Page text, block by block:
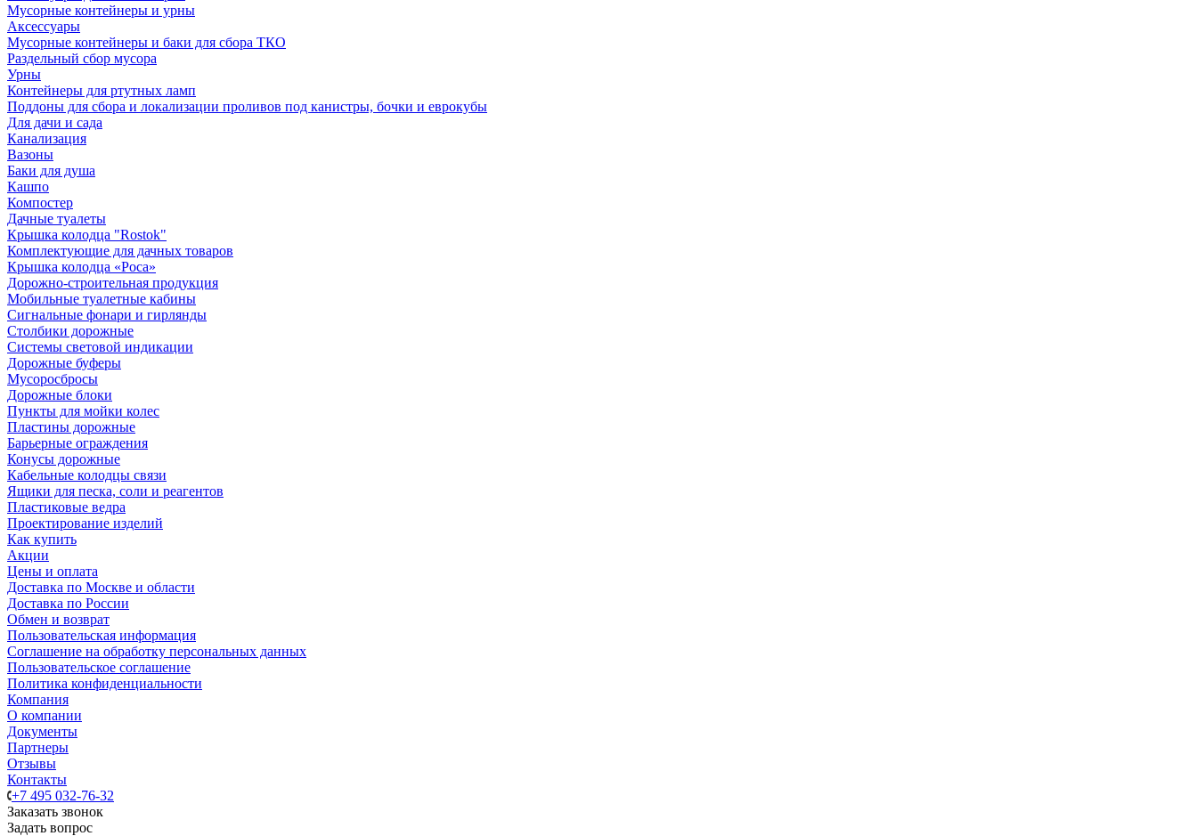
Мусорные контейнеры и урны
Аксессуары
Мусорные контейнеры и баки для сбора ТКО
Раздельный сбор мусора
Урны
Контейнеры для ртутных ламп
Поддоны для сбора и локализации проливов под канистры, бочки и еврокубы
Для дачи и сада
Канализация
Вазоны
Баки для душа
Кашпо
Компостер
Дачные туалеты
Крышка колодца "Rostok"
Комплектующие для дачных товаров
Крышка колодца «Роса»
Дорожно-строительная продукция
Мобильные туалетные кабины
Сигнальные фонари и гирлянды
Столбики дорожные
Системы световой индикации
Дорожные буферы
Мусоросбросы
Дорожные блоки
Пункты для мойки колес
Пластины дорожные
Барьерные ограждения
Конусы дорожные
Кабельные колодцы связи
Ящики для песка, соли и реагентов
Пластиковые ведра
Проектирование изделий
Как купить
Акции
Цены и оплата
Доставка по Москве и области
Доставка по России
Обмен и возврат
Пользовательская информация
Соглашение на обработку персональных данных
Пользовательское соглашение
Политика конфиденциальности
Компания
О компании
Документы
Партнеры
Отзывы
Контакты
+7 495 032-76-32
Заказать звонок
Задать вопрос